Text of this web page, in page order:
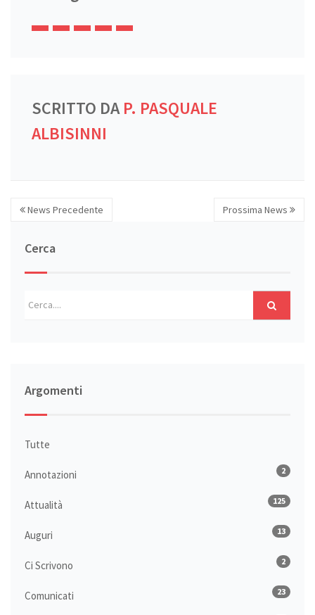
SCRITTO DAP. PASQUALE
ALBISINNI
Prossima News
News Precedente
Cerca
Argomenti
Tutte
Annotazioni 2
Attualità 125
Auguri 13
Ci Scrivono 2
Comunicati 23